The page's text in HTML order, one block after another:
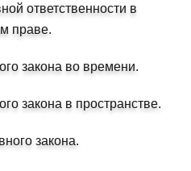
ответственности в
праве.
закона во времени.
закона в пространстве.
закона.